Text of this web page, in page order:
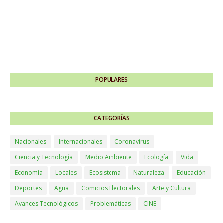
POPULARES
CATEGORÍAS
Nacionales Internacionales
Coronavirus
Ciencia y Tecnología
Medio Ambiente Ecología
Vida
Economía
Locales Ecosistema Naturaleza
Educación
Deportes
Agua Comicios Electorales
Arte y Cultura
Avances Tecnológicos
Problemáticas CINE